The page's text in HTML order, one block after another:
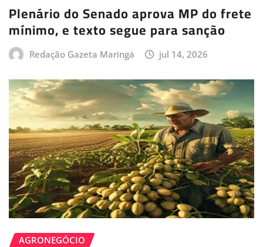
Plenário do Senado aprova MP do frete
mínimo, e texto segue para sanção
Redação Gazeta Maringá jul 14, 2026
AGRONEGÓCIO